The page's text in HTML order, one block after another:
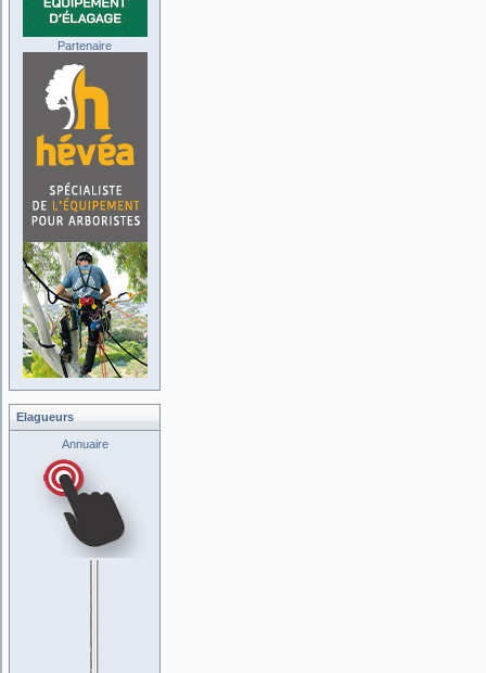
Partenaire
Elagueurs
Annuaire